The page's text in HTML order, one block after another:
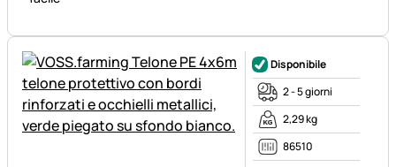
Disponibile
2 - 5 giorni
2,29 kg
86510